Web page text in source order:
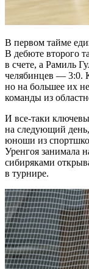
В первом тайме
В дебюте второго
в счете, а Рамиль
челябинцев — 3:0.
но на большее их
команды из
И все-таки
на следующий
юноши из
Уренгоя занимала
сибиряками
в турнире.